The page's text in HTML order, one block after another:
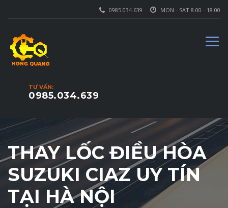
MON - SAT 8.00 - 18.00
0985.034.639
TƯ VẤN:
0985.034.639
THAY LỐC ĐIỀU HÒA
SUZUKI CIAZ UY TÍN
TẠI HÀ NỘI